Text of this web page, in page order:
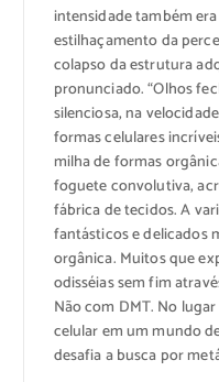
intensidade também
estilhaçamento da
colapso da estrutura
pronunciado. “Olhos
silenciosa, na
formas celulares
milha de formas
foguete convolutiva,
fábrica de tecidos. A
fantásticos e delicados
orgânica. Muitos que
odisséias sem fim
Não com DMT. No
celular em um mundo
desafia a busca por